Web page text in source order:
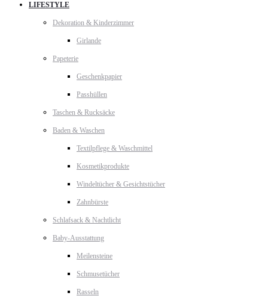
LIFESTYLE
Dekoration & Kinderzimmer
Girlande
Papeterie
Geschenkpapier
Passhüllen
Taschen & Rucksäcke
Baden & Waschen
Textilpflege & Waschmittel
Kosmetikprodukte
Windeltücher & Gesichtstücher
Zahnbürste
Schlafsack & Nachtlicht
Baby-Ausstattung
Meilensteine
Schmusetücher
Rasseln